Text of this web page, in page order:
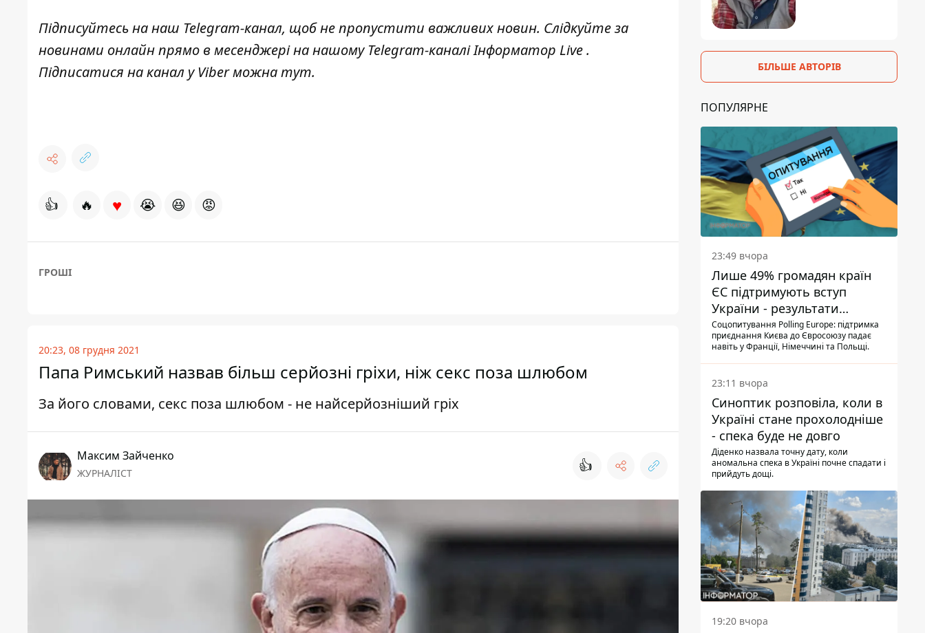
Підписуйтесь на наш Telegram-канал, щоб не пропустити важливих новин. Слідкуйте за
новинами онлайн прямо в месенджері на нашому Telegram-каналіІнформатор Live.
Підписатися на канал у Viber можнатут.
👍 🔥 ♥ 😭 😆 😡
ГРОШІ
20:23, 08 грудня 2021
Папа Римський назвав більш серйозні гріхи, ніж секс поза шлюбом
За його словами, секс поза шлюбом - не найсерйозніший гріх
Максим Зайченко
ЖУРНАЛІСТ 👍
БІЛЬШЕ АВТОРІВ
ПОПУЛЯРНЕ
23:49 вчора
Лише 49% громадян країн
ЄС підтримують вступ
України - результати
опитування
Соцопитування Polling Europe: підтримка
приєднання Києва до Євросоюзу падає
навіть у Франції, Німеччині та Польщі.
23:11 вчора
Синоптик розповіла, коли в
Україні стане прохолодніше
- спека буде не довго
Діденко назвала точну дату, коли
аномальна спека в Україні почне спадати і
прийдуть дощі.
19:20 вчора